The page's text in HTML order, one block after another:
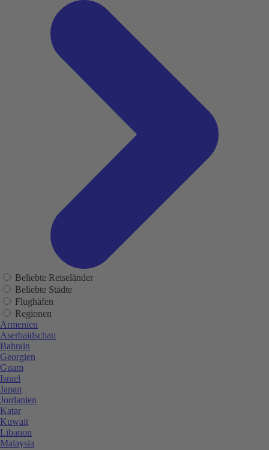
Beliebte Reiseländer
Beliebte Städte
Flughäfen
Regionen
Armenien
Aserbaidschan
Bahrain
Georgien
Guam
Israel
Japan
Jordanien
Katar
Kuwait
Libanon
Malaysia